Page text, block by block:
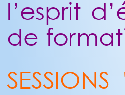
l’esprit
de